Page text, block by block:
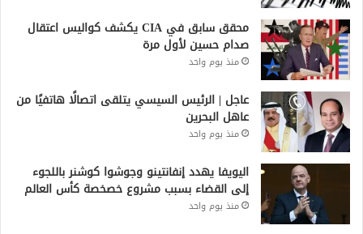
محقق سابق في CIA يكشف كواليس اعتقال
صدام حسين لأول مرة
منذ يوم واحد
عاجل | الرئيس السيسي يتلقى اتصالًا هاتفيًا من
عاهل البحرين
منذ يوم واحد
اليويفا يهدد إنفانتينو وجوشوا كوشنر باللجوء
إلى القضاء بسبب مشروع خصخصة كأس العالم
منذ يوم واحد